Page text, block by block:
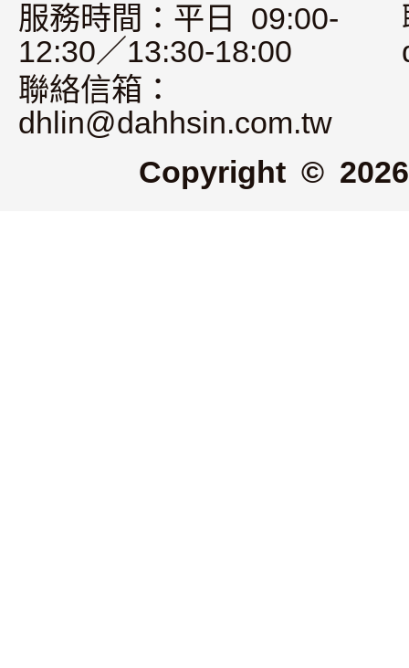
服務時間：平日 09:00-
12:30／13:30-18:00
聯絡信箱：
dhlin@dahhsin.com.tw
Copyright ©